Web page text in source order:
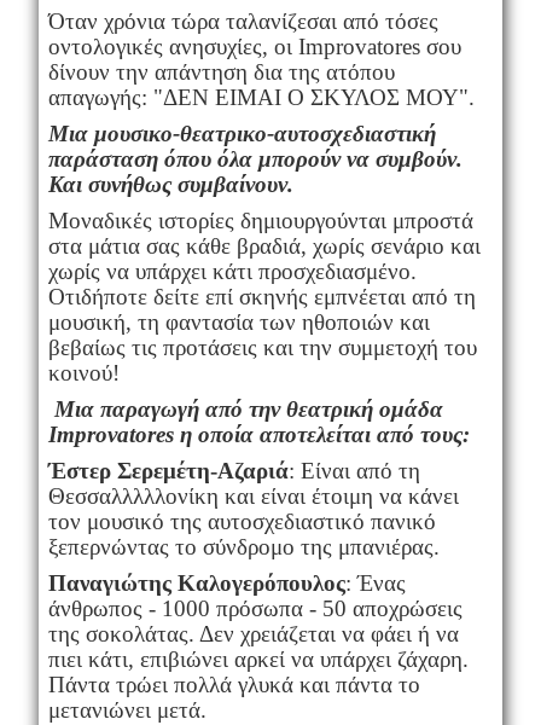
Όταν χρόνια τώρα ταλανίζεσαι από τόσες
οντολογικές ανησυχίες, οι Improvatoresσου
δίνουν την απάντηση δια της ατόπου
απαγωγής: "ΔΕΝ ΕΙΜΑΙ Ο ΣΚΥΛΟΣ ΜΟΥ".
Μια μουσικο-θεατρικο-αυτοσχεδιαστική
παράσταση όπου όλα μπορούν να συμβούν.
Και συνήθως συμβαίνουν.
Μοναδικές ιστορίες δημιουργούνται μπροστά
στα μάτια σας κάθε βραδιά, χωρίς σενάριο και
χωρίς να υπάρχει κάτι προσχεδιασμένο.
Οτιδήποτε δείτε επί σκηνής εμπνέεται από τη
μουσική, τη φαντασία των ηθοποιών και
βεβαίως τις προτάσεις και την συμμετοχή του
κοινού!
Μια παραγωγή από την θεατρική ομάδα
Improvatoresη οποία αποτελείται από τους:
Έστερ Σερεμέτη-Αζαριά: Είναι από τη
Θεσσαλλλλλονίκη και είναι έτοιμη να κάνει
τον μουσικό της αυτοσχεδιαστικό πανικό
ξεπερνώντας το σύνδρομο της μπανιέρας.
Παναγιώτης Καλογερόπουλος: Ένας
άνθρωπος - 1000 πρόσωπα - 50 αποχρώσεις
της σοκολάτας. Δεν χρειάζεται να φάει ή να
πιει κάτι, επιβιώνει αρκεί να υπάρχει ζάχαρη.
Πάντα τρώει πολλά γλυκά και πάντα το
μετανιώνει μετά.